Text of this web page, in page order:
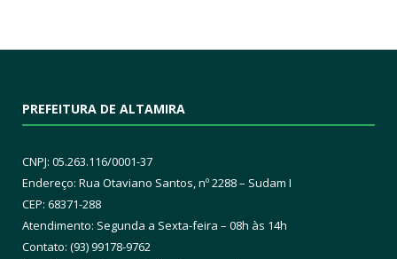
PREFEITURA DE ALTAMIRA
CNPJ: 05.263.116/0001-37
Endereço: Rua Otaviano Santos, nº 2288 – Sudam I
CEP: 68371-288
Atendimento: Segunda a Sexta-feira – 08h às 14h
Contato: (93) 99178-9762